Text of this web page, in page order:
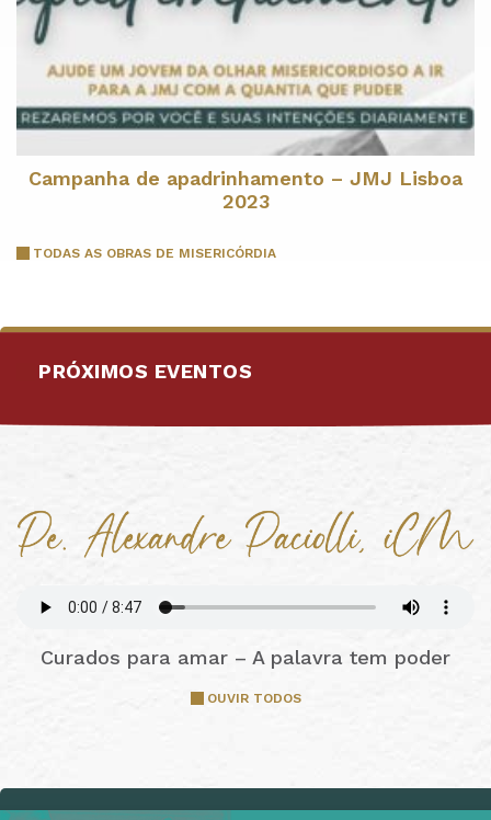
Campanha de apadrinhamento – JMJ Lisboa
2023
TODAS AS OBRAS DE MISERICÓRDIA
PRÓXIMOS EVENTOS
Curados para amar – A palavra tem poder
OUVIR TODOS